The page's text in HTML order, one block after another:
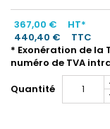
367,00 €
HT*
440,40 €
TTC
* Exonération de la
numéro de TVA
Quantité